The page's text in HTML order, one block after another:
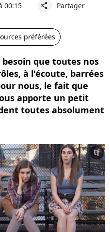
00:15 share Partager
préférées
que toutes nos
à l'écoute, barrées
nous, le fait que
apporte un petit
toutes absolument